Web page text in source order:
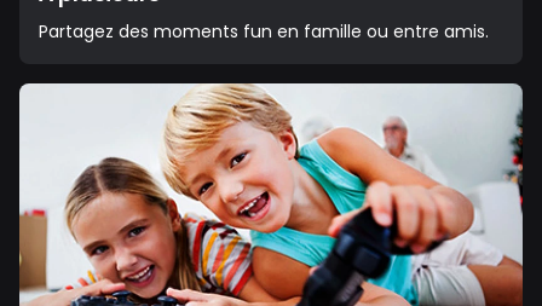
Partagez des moments fun en famille ou entre amis.